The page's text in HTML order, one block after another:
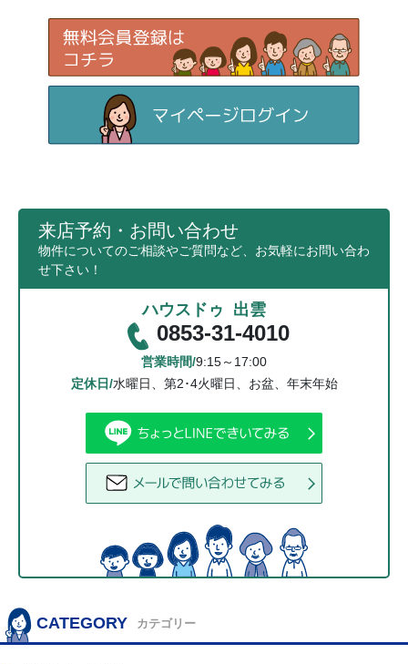
来店予約・お問い合わせ
物件についてのご相談やご質問など、お気軽にお問い合わ
せ下さい！
ハウスドゥ 出雲
0853-31-4010
営業時間/9:15～17:00
定休日/水曜日、第2･4火曜日、お盆、年末年始
CATEGORY カテゴリー